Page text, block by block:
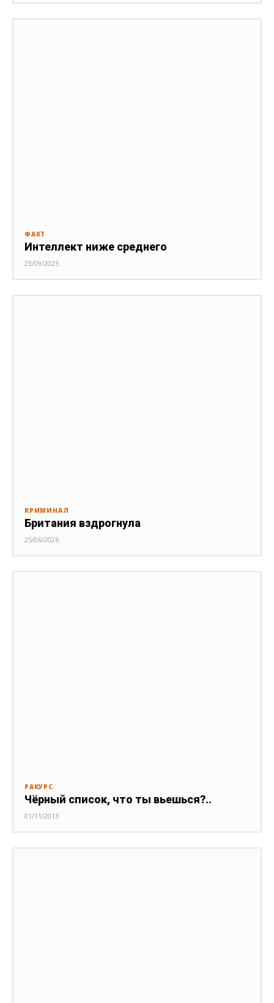
ФАКТ
Интеллект ниже среднего
23/09/2025
КРИМИНАЛ
Британия вздрогнула
25/06/2026
РАКУРС
Чёрный список, что ты вьешься?..
01/11/2013